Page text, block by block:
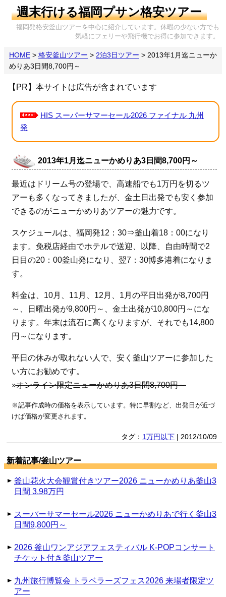
週末行ける福岡プサン格安ツアー
福岡発格安釜山ツアーを中心に紹介しています。休暇の少ない方でも
気軽にフェリーや飛行機でお得に参加できます。
HOME > 格安釜山ツアー > 2泊3日ツアー > 2013年1月迄ニューか
めりあ3日間8,700円～
【PR】本サイトは広告が含まれています
HIS スーパーサマーセール2026 ファイナル 九州
発
2013年1月迄ニューかめりあ3日間8,700円～
最近はドリーム号の登場で、高速船でも1万円を切るツ
アーも多くなってきましたが、金土日出発でも安く参加
できるのがニューかめりあツアーの魅力です。
スケジュールは、福岡発12：30⇒釜山着18：00になり
ます。免税店経由でホテルで送迎、以降、自由時間で2
日目の20：00釜山発になり、翌7：30博多港着になりま
す。
料金は、10月、11月、12月、1月の平日出発が8,700円
～、日曜出発が9,800円～、金土出発が10,800円～にな
ります。年末は流石に高くなりますが、それでも14,800
円～になります。
平日の休みが取れない人で、安く釜山ツアーに参加した
い方にお勧めです。
»オンライン限定ニューかめりあ3日間8,700円～
※記事作成時の価格を表示しています。特に早割など、出発日が近づ
けば価格が変更されます。
タグ： 1万円以下 | 2012/10/09
新着記事/釜山ツアー
釜山花火大会観賞付きツアー2026 ニューかめりあ釜山3
日間 3.98万円
スーパーサマーセール2026 ニューかめりあで行く釜山3
日間9,800円～
2026 釜山ワンアジアフェスティバル K-POPコンサート
チケット付き釜山ツアー
九州旅行博覧会 トラベラーズフェス2026 来場者限定ツ
アー